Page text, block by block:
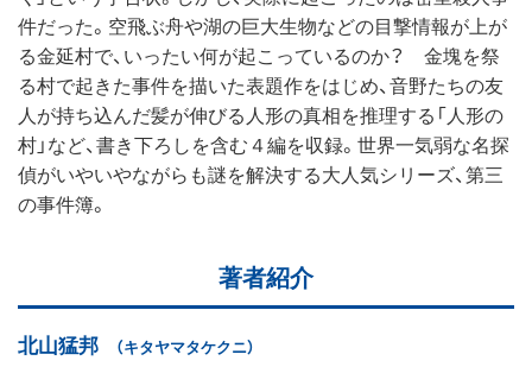
件だった。空飛ぶ舟や湖の巨大生物などの目撃情報が上が
る金延村で、いったい何が起こっているのか？ 金塊を祭
る村で起きた事件を描いた表題作をはじめ、音野たちの友
人が持ち込んだ髪が伸びる人形の真相を推理する「人形の
村」など、書き下ろしを含む４編を収録。世界一気弱な名探
偵がいやいやながらも謎を解決する大人気シリーズ、第三
の事件簿。
著者紹介
北山猛邦 （キタヤマタケクニ）